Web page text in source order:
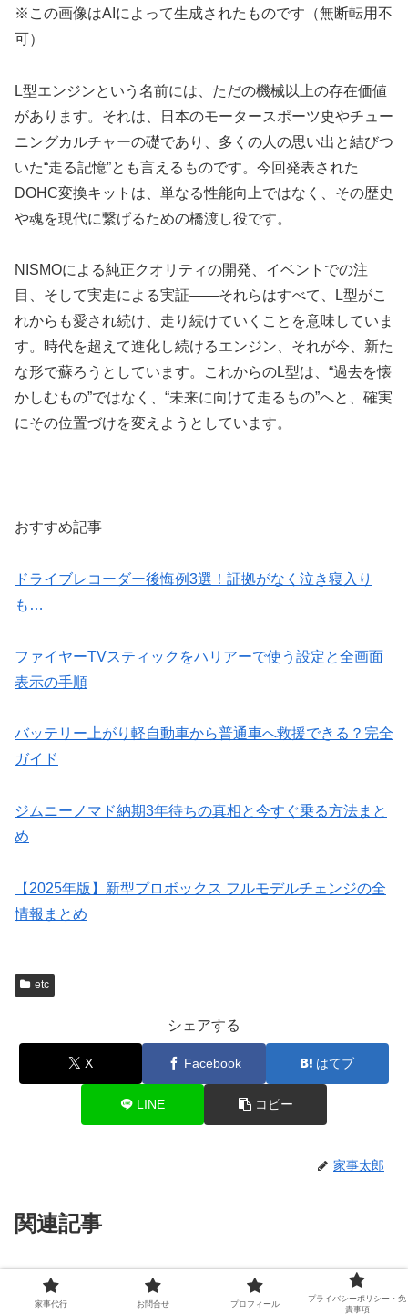
※この画像はAIによって生成されたものです（無断転用不
可）
L型エンジンという名前には、ただの機械以上の存在価値
があります。それは、日本のモータースポーツ史やチュー
ニングカルチャーの礎であり、多くの人の思い出と結びつ
いた“走る記憶”とも言えるものです。今回発表された
DOHC変換キットは、単なる性能向上ではなく、その歴史
や魂を現代に繋げるための橋渡し役です。
NISMOによる純正クオリティの開発、イベントでの注
目、そして実走による実証——それらはすべて、L型がこ
れからも愛され続け、走り続けていくことを意味していま
す。時代を超えて進化し続けるエンジン、それが今、新た
な形で蘇ろうとしています。これからのL型は、“過去を懐
かしむもの”ではなく、“未来に向けて走るもの”へと、確実
にその位置づけを変えようとしています。
おすすめ記事
ドライブレコーダー後悔例3選！証拠がなく泣き寝入り
も…
ファイヤーTVスティックをハリアーで使う設定と全画面
表示の手順
バッテリー上がり軽自動車から普通車へ救援できる？完全
ガイド
ジムニーノマド納期3年待ちの真相と今すぐ乗る方法まと
め
【2025年版】新型プロボックス フルモデルチェンジの全
情報まとめ
etc
シェアする
X Facebook はてブ
LINE コピー
家事太郎
関連記事
ロードスターはデートに最適？女
子ウケと注意点を徹底解説！
家事代行 お問合せ プロフィール
プライバシーポリシー・免
責事項